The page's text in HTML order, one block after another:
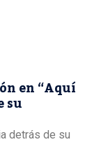
en “Aquí
su
detrás de su